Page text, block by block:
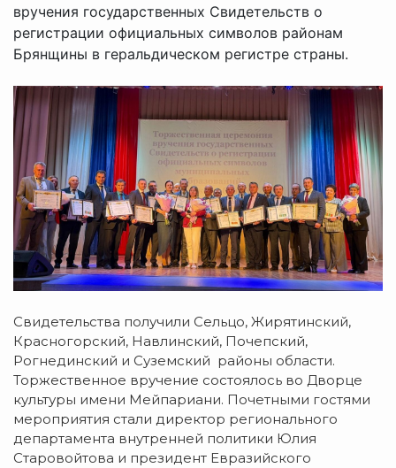
вручения государственных Свидетельств о
регистрации официальных символов районам
Брянщины в геральдическом регистре страны.
Свидетельства получили Сельцо, Жирятинский,
Красногорский, Навлинский, Почепский,
Рогнединский и Суземский районы области.
Торжественное вручение состоялось во Дворце
культуры имени Мейпариани. Почетными гостями
мероприятия стали директор регионального
департамента внутренней политики Юлия
Старовойтова и президент Евразийского